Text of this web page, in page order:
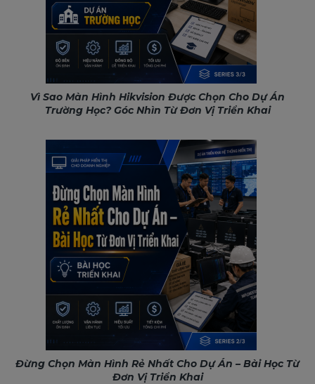
Vì Sao Màn Hình Hikvision Được Chọn Cho Dự Án
Trường Học? Góc Nhìn Từ Đơn Vị Triển Khai
Đừng Chọn Màn Hình Rẻ Nhất Cho Dự Án – Bài Học Từ
Đơn Vị Triển Khai